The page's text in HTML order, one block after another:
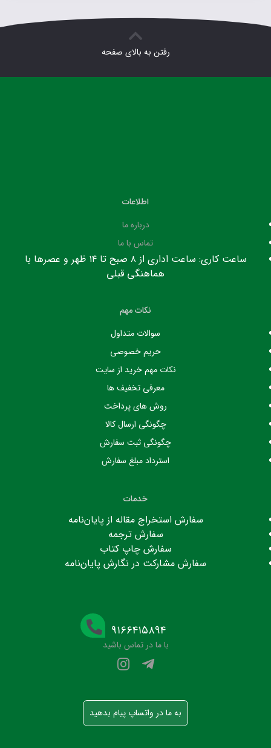
رفتن به بالای صفحه
اطلاعات
درباره ما
تماس با ما
ساعت کاری: ساعت اداری از ۸ صبح تا ۱۴ ظهر و عصرها با
هماهنگی قبلی
نکات مهم
سوالات متداول
حریم خصوصی
نکات مهم خرید از سایت
معرفی تخفیف ها
روش های پرداخت
چگونگی ارسال کالا
چگونگی ثبت سفارش
استرداد مبلغ سفارش
خدمات
سفارش استخراج مقاله از پایان‌نامه
سفارش ترجمه
سفارش چاپ کتاب
سفارش مشارکت در نگارش پایان‌نامه
۹۱۶۶۴۱۵۸۹۴
با ما در تماس باشید
به ما در واتساپ پیام بدهید